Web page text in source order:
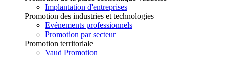
Implantation d'entreprises
Promotion des industries et technologies
Evénements professionnels
Promotion par secteur
Promotion territoriale
Vaud Promotion